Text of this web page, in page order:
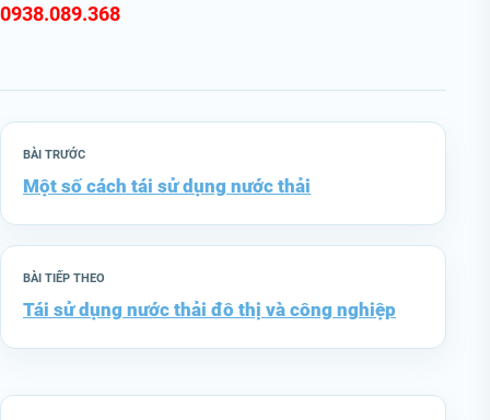
0938.089.368
BÀI TRƯỚC
Một số cách tái sử dụng nước thải
BÀI TIẾP THEO
Tái sử dụng nước thải đô thị và công nghiệp